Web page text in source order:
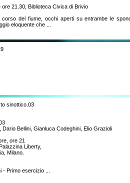
ore 21.30, Biblioteca Civica di Brivio
corso del fiume, occhi aperti su entrambe le
eloquente che ...
sinottico.03
Dario Bellini, Gianluca Codeghini, Elio Grazioli
ore 21
Liberty,
Milano.
- Primo esercizio ...